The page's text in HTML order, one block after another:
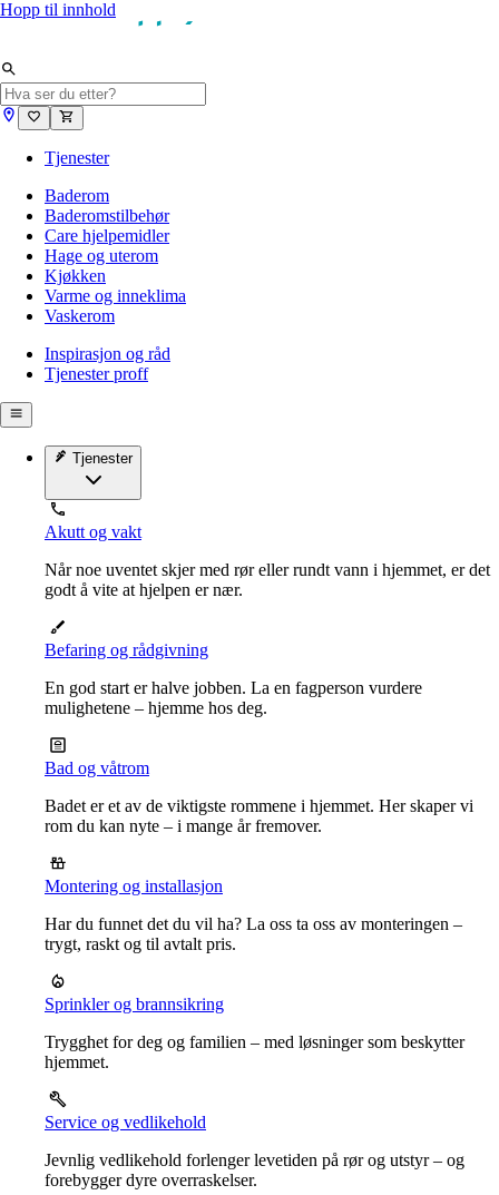
Hopp til innhold
Tjenester
Baderom
Baderomstilbehør
Care hjelpemidler
Hage og uterom
Kjøkken
Varme og inneklima
Vaskerom
Inspirasjon og råd
Tjenester proff
Tjenester
Akutt og vakt
Når noe uventet skjer med rør eller rundt vann i hjemmet, er det
godt å vite at hjelpen er nær.
Befaring og rådgivning
En god start er halve jobben. La en fagperson vurdere
mulighetene – hjemme hos deg.
Bad og våtrom
Badet er et av de viktigste rommene i hjemmet. Her skaper vi
rom du kan nyte – i mange år fremover.
Montering og installasjon
Har du funnet det du vil ha? La oss ta oss av monteringen –
trygt, raskt og til avtalt pris.
Sprinkler og brannsikring
Trygghet for deg og familien – med løsninger som beskytter
hjemmet.
Service og vedlikehold
Jevnlig vedlikehold forlenger levetiden på rør og utstyr – og
forebygger dyre overraskelser.